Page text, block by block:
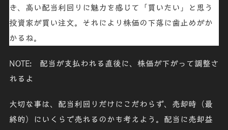
き、高い配当利回りに魅力を感じて「 買いたい 」と思う
投資家が買い注文。それにより 株価の下落に歯止め がか
かるね。
NOTE: 配当が支払われる直後に、株価が下がって調整さ
れるよ
大切な事は、配当利回りだけに こだわらず、 売却時 （最
終的）にいくらで売れるのかも考えよう。配当に売却益